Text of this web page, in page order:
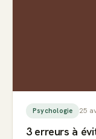
Psychologie 25
3 erreurs à